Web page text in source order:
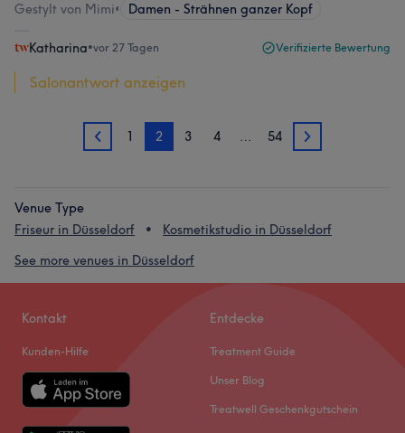
Gestylt von Mimi• Damen - Strähnen ganzer Kopf
Katharina•vor 27 Tagen Verifizierte Bewertung
Salonantwort anzeigen
1 1 2 3 4 … 54 3
Venue Type
Friseur in Düsseldorf
Kosmetikstudio in Düsseldorf
See more venues in Düsseldorf
Kontakt
Kunden-Hilfe
Entdecke
Treatment Guide
Unser Blog
Treatwell Geschenkgutschein